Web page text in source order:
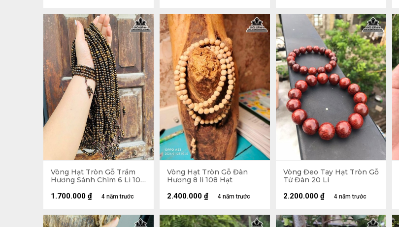
Vòng Hạt Tròn Gỗ Trầm
Hương Sánh Chìm 6 Li 108
4 năm trước
1.700.000 ₫
Vòng Hạt Tròn Gỗ Đàn
Hương 8 li 108 Hạt
4 năm trước
2.400.000 ₫
Vòng Đeo Tay Hạt Tròn Gỗ
Tử Đàn 20 Li
4 năm trước
2.200.000 ₫